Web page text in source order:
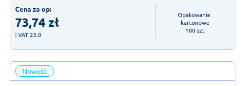
Cena za op:
73,74zł
| VAT 23.0
Opakowanie
kartonowe
100 szt
Nowość